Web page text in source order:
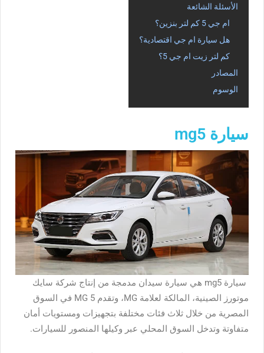
الأسئلة الشائعة
ام جي 5 كم لتر بنزين؟
هل سيارة ام جي اقتصادية؟
كم لتر زيت ام جي 5؟
المصادر
الوسوم
سيارة mg5
سيارة mg5
هي سيارة سيدان مدمجة من إنتاج شركة سايك
موتورز الصينية، المالكة لعلامة MG، وتقدم MG 5 في السوق
المصرية من خلال ثلاث فئات مختلفة بتجهيزات ومستويات أمان
متفاوتة وتدخل السوق المحلي عبر وكيلها المنصور للسيارات.